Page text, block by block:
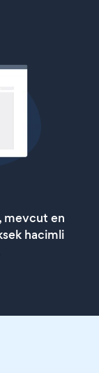
mevcut en
hacimli